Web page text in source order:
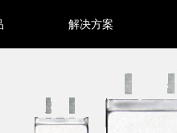
解决方案